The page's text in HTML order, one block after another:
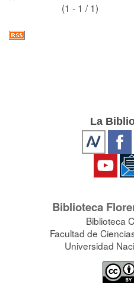
(1 - 1 / 1)
La
Biblioteca
Biblioteca
Facultad de
Universidad